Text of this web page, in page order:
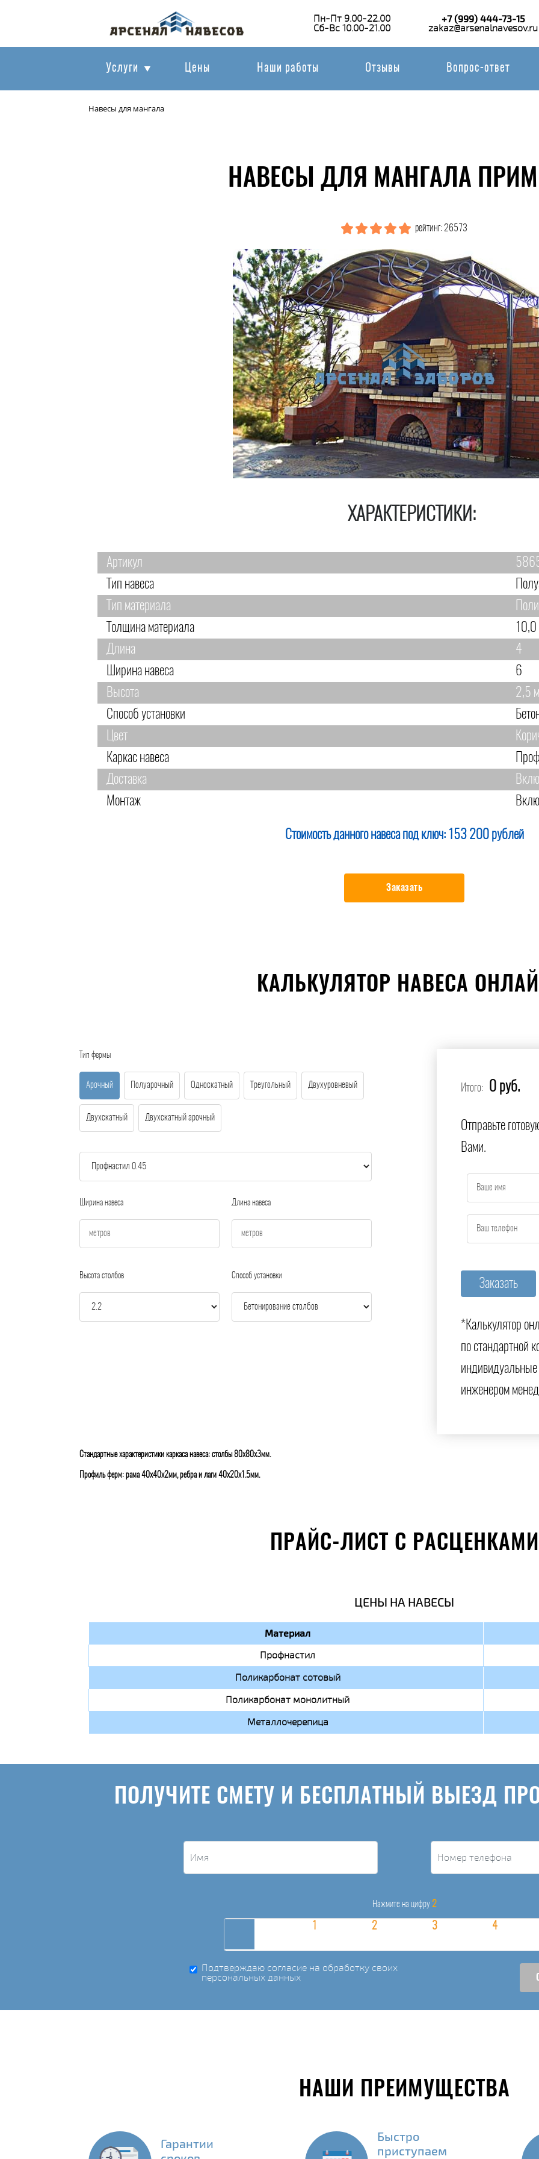
Пн-Пт 9.00-22.00
Сб-Вс 10.00-21.00
+7 (999) 444-73-15
zakaz@arsenalnavesov.ru
Услуги Цены Наши работы Отзывы Вопрос-ответ
Навесы для мангала
НАВЕСЫ ДЛЯ МАНГАЛА
рейтинг: 26573
ХАРАКТЕРИСТИКИ:
Артикул
Тип навеса
Тип материала
Толщина материала
Длина
4
Ширина навеса
6
Высота
2,5 м
Способ установки
Цвет
Каркас навеса
Доставка
Монтаж
Стоимость данного навеса под ключ: 153 200 рублей
Заказать
КАЛЬКУЛЯТОР НАВЕСА
Тип фермы
Арочный Полуарочный Односкатный Треугольный Двухуровневый
Двухскатный Двухскатный арочный
Ширина навеса Длина навеса
Высота столбов Способ установки
Итого: 0 руб.
Отправьте
Вами.
*Калькулятор
по стандартной
инженером
Стандартные характеристики каркаса навеса: столбы 80х80х3мм.
Профиль ферм: рама 40х40х2мм, ребра и лаги 40х20х1.5мм.
ПРАЙС-ЛИСТ С РАСЦЕНКАМИ
ЦЕНЫ НА НАВЕСЫ
Материал
Профнастил
Поликарбонат сотовый
Поликарбонат монолитный
Металлочерепица
ПОЛУЧИТЕ СМЕТУ И БЕСПЛАТНЫЙ ВЫЕЗД
Нажмите на цифру 2
Подтверждаю согласие на обработку своих
персональных данных
НАШИ ПРЕИМУЩЕСТВА
Гарантии
Быстро
приступаем